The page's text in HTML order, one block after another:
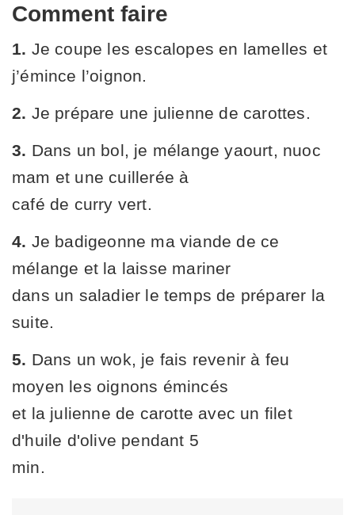
Comment faire
1. Je coupe les escalopes en lamelles et
j’émince l’oignon.
2. Je prépare une julienne de carottes.
3. Dans un bol, je mélange yaourt, nuoc
mam et une cuillerée à
café de curry vert.
4. Je badigeonne ma viande de ce
mélange et la laisse mariner
dans un saladier le temps de préparer la
suite.
5. Dans un wok, je fais revenir à feu
moyen les oignons émincés
et la julienne de carotte avec un filet
d'huile d'olive pendant 5
min.